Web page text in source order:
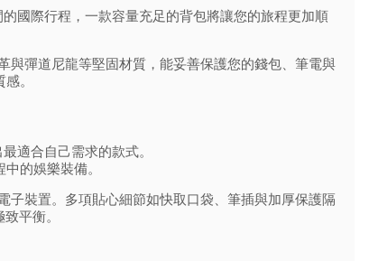
國際行程，一款容量充足的背包將讓您的旅程更加順
與彈道尼龍等堅固材質，能妥善保護您的錢包、筆電與
。
適合自己需求的款式。
的娛樂裝備。
子裝置。多項貼心細節如快取口袋、筆插與加厚保護隔
平衡。